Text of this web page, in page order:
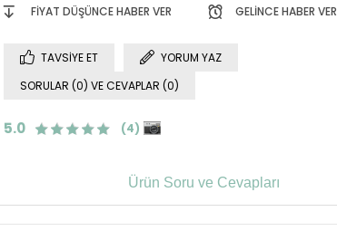
FIYAT DÜŞÜNCE HABER VER GELINCE HABER VER
TAVSIYE ET
YORUM YAZ
SORULAR (0) VE CEVAPLAR (0)
5.0 (4)
Ürün Soru ve Cevapları